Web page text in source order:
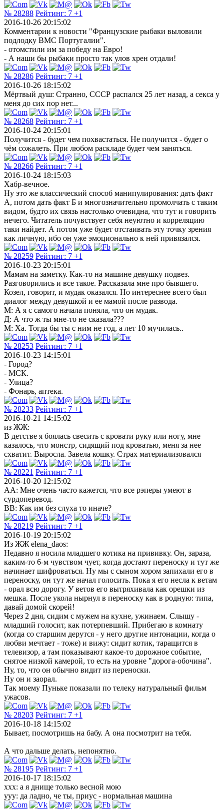
№ 28288 Рейтинг: 7 +1
2016-10-26 20:15:02
Комментарии к новости "Французские рыбаки выловили
подлодку ВМС Португалии".
- отомстили им за победу на Евро!
- А наши бы рыбаки просто так улов хрен отдали!
№ 28286 Рейтинг: 7 +1
2016-10-26 18:15:02
Мёртвый душ: Странно, СССР распался 25 лет назад, а секса у
меня до сих пор нет...
№ 28268 Рейтинг: 7 +1
2016-10-24 20:15:01
Получится - будет чем похвастаться. Не получится - будет о
чём сожалеть. При любом раскладе будет чем заняться.
№ 28266 Рейтинг: 7 +1
2016-10-24 18:15:03
Хабр-вечное.
Ну это же классический способ манипулирования: дать факт
А, потом дать факт Б и многозначительно промолчать с таким
видом, будто их связь настолько очевидна, что тут и говорить
нечего. Читатель почувствует себя неуютно и корреляцию
таки найдет. А потом уже будет отстаивать эту точку зрения
как личную, ибо он уже эмоционально к ней привязался.
№ 28259 Рейтинг: 7 +1
2016-10-23 20:15:01
Мамам на заметку. Как-то на машине девушку подвез.
Разговорились и все такое. Рассказала мне про бывшего.
Козел, говорит, и мудак оказался. Но интереснее всего был
диалог между девушкой и ее мамой после развода.
М: А я с самого начала поняла, что он мудак.
Д: А что ж ты мне-то не сказала???
М: Ха. Тогда бы ты с ним не год, а лет 10 мучилась..
№ 28253 Рейтинг: 7 +1
2016-10-23 14:15:01
- Город?
- МСК.
- Улица?
- Фонарь, аптека.
№ 28233 Рейтинг: 7 +1
2016-10-21 14:15:02
из ЖЖ:
В детстве я боялась свесить с кровати руку или ногу, мне
казалось, что монстр, сидящий под кроватью, меня за нее
схватит. Выросла. Завела кошку. Страх материализовался
№ 28221 Рейтинг: 7 +1
2016-10-20 12:15:02
AA: Мне очень часто кажется, что все рэперы умеют в
сурдоперевод.
BB: Как им без слуха то иначе?
№ 28219 Рейтинг: 7 +1
2016-10-19 20:15:02
Из ЖЖ elena_daos:
Недавно я носила младшего котика на прививку. Он, зараза,
каким-то 6-м чувством чует, когда достают переноску и тут же
начинает шифроваться. Ну мы с сыном хором запихали его в
переноску, он тут же начал голосить. Пока я его несла к ветам
- орал всю дорогу. У ветов его вытряхивала как орешки из
мешка. После укола нырнул в переноску как в родную: типа,
давай домой скорей!
Через 2 дня, сидим с мужем на кухне, ужинаем. Слышу -
младший голосит, как потерпевший. Прибегаю в комнату
(когда со старшим дерутся - у него другие интонации, когда о
любви мечтает - тоже) и вижу: сидит котик, таращится в
телевизор, а там показывают какое-то дорожное событие,
снятое низкой камерой, то есть на уровне "дорога-обочина".
Ну, то, что он обычно видит из переноски.
Ну он и заорал.
Так моему Пуньке показали по телеку натуральный фильм
ужасов.
№ 28203 Рейтинг: 7 +1
2016-10-18 14:15:02
Бывает, посмотришь на бабу. А она посмотрит на тебя.
А что дальше делать, непонятно.
№ 28195 Рейтинг: 7 +1
2016-10-17 18:15:02
xxx: а я днище только весной мою
yyy: да ладно, че ты, приус - нормальная машина